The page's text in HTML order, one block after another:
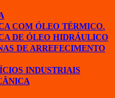
COM ÓLEO TÉRMICO.
DE ÓLEO HIDRÁULICO
DE ARREFECIMENTO
INDUSTRIAIS